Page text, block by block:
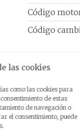
las cookies
como las cookies para
de estas
de navegación o
el consentimiento, puede
Código
Código